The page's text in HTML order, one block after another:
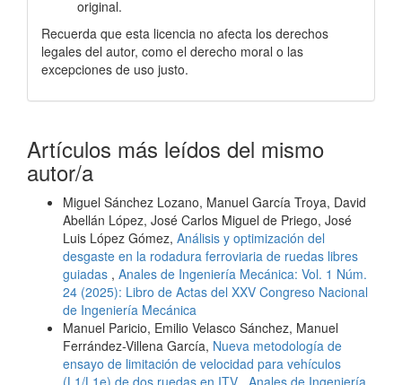
original.
Recuerda que esta licencia no afecta los derechos
legales del autor, como el derecho moral o las
excepciones de uso justo.
Artículos más leídos del mismo
autor/a
Miguel Sánchez Lozano, Manuel García Troya, David
Abellán López, José Carlos Miguel de Priego, José
Luis López Gómez, Análisis y optimización del
desgaste en la rodadura ferroviaria de ruedas libres
guiadas , Anales de Ingeniería Mecánica: Vol. 1 Núm.
24 (2025): Libro de Actas del XXV Congreso Nacional
de Ingeniería Mecánica
Manuel Paricio, Emilio Velasco Sánchez, Manuel
Ferrández-Villena García, Nueva metodología de
ensayo de limitación de velocidad para vehículos